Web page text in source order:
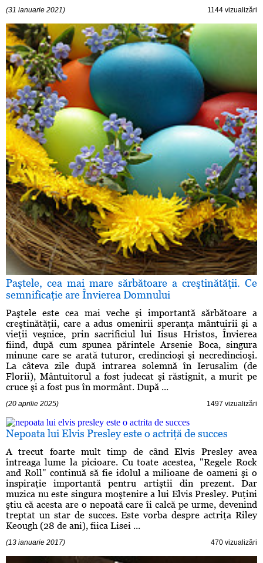
(31 ianuarie 2021) 1144 vizualizări
Paştele, cea mai mare sărbătoare a creştinătăţii. Ce
semnificaţie are Învierea Domnului
Paştele este cea mai veche şi importantă sărbătoare a
creştinătăţii, care a adus omenirii speranţa mântuirii şi a
vieţii veşnice, prin sacrificiul lui Iisus Hristos, Învierea
fiind, după cum spunea părintele Arsenie Boca, singura
minune care se arată tuturor, credincioşi şi necredincioşi.
La câteva zile după intrarea solemnă în Ierusalim (de
Florii), Mântuitorul a fost judecat şi răstignit, a murit pe
cruce şi a fost pus în mormânt. După ...
(20 aprilie 2025) 1497 vizualizări
Nepoata lui Elvis Presley este o actriţă de succes
A trecut foarte mult timp de când Elvis Presley avea
întreaga lume la picioare. Cu toate acestea, "Regele Rock
and Roll" continuă să fie idolul a milioane de oameni şi o
inspiraţie importantă pentru artiştii din prezent. Dar
muzica nu este singura moştenire a lui Elvis Presley. Puţini
ştiu că acesta are o nepoată care îi calcă pe urme, devenind
treptat un star de succes. Este vorba despre actriţa Riley
Keough (28 de ani), fiica Lisei ...
(13 ianuarie 2017) 470 vizualizări